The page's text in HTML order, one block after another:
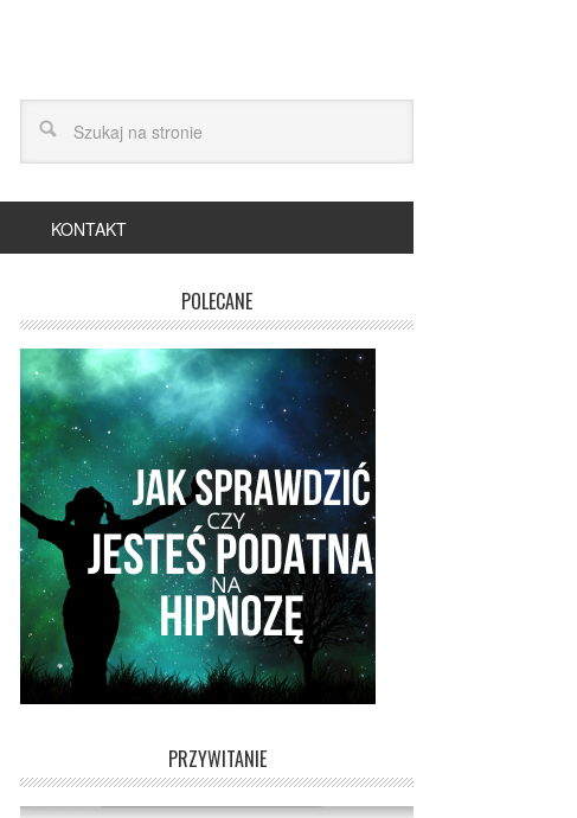
KONTAKT
POLECANE
PRZYWITANIE